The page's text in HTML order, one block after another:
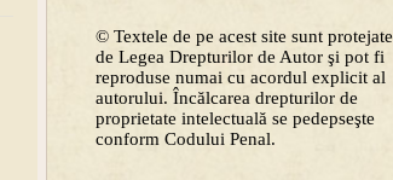
© Textele de pe acest site sunt protejate
de Legea Drepturilor de Autor şi pot fi
reproduse numai cu acordul explicit al
autorului. Încălcarea drepturilor de
proprietate intelectuală se pedepseşte
conform Codului Penal.